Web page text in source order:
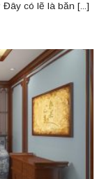
có lẽ là băn [...]